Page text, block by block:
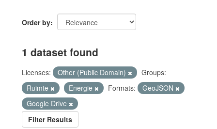
Order by
1 dataset found
Licenses: Other (Public Domain)
Groups:
Ruimte
Energie Formats:
GeoJSON
Google Drive
Filter Results